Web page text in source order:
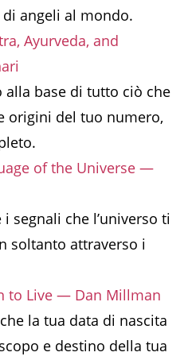
angeli al mondo.
Ayurveda, and
alla base di tutto ciò che
origini del tuo numero,
of the Universe —
segnali che l’universo ti
soltanto attraverso i
to Live — Dan Millman
la tua data di nascita
e destino della tua